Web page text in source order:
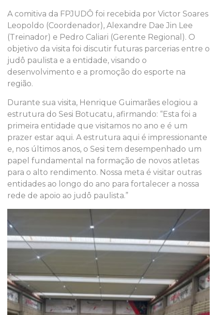
A comitiva da FPJUDÔ foi recebida por Victor Soares
Leopoldo (Coordenador), Alexandre Dae Jin Lee
(Treinador) e Pedro Caliari (Gerente Regional). O
objetivo da visita foi discutir futuras parcerias entre o
judô paulista e a entidade, visando o
desenvolvimento e a promoção do esporte na
região.
Durante sua visita, Henrique Guimarães elogiou a
estrutura do Sesi Botucatu, afirmando: “Esta foi a
primeira entidade que visitamos no ano e é um
prazer estar aqui. A estrutura aqui é impressionante
e, nos últimos anos, o Sesi tem desempenhado um
papel fundamental na formação de novos atletas
para o alto rendimento. Nossa meta é visitar outras
entidades ao longo do ano para fortalecer a nossa
rede de apoio ao judô paulista.”